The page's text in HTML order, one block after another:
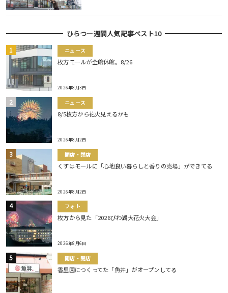
ひらつー週間人気記事ベスト10
ニュース
枚方モールが全館休館。8/26
2026年8月3日
ニュース
8/5枚方から花火見えるかも
2026年8月2日
開店・閉店
くずはモールに「心地良い暮らしと香りの売場」ができてる
2026年8月2日
フォト
枚方から見た「2026びわ湖大花火大会」
2026年8月6日
開店・閉店
香里園につくってた「魚丼」がオープンしてる